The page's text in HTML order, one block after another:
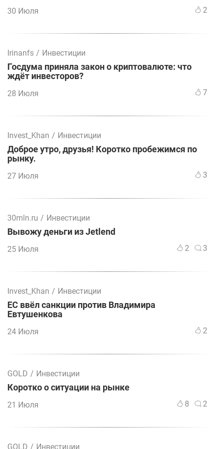
30 Июля 2
Irinanfs / Инвестиции
Госдума приняла закон о криптовалюте: что
ждёт инвесторов?
28 Июля 7
Invest_Khan / Инвестиции
Доброе утро, друзья! Коротко пробежимся по
рынку.
27 Июля 3
30mln.ru / Инвестиции
Вывожу деньги из Jetlend
25 Июля 2 3
Invest_Khan / Инвестиции
ЕС ввёл санкции против Владимира
Евтушенкова
24 Июля 2
GOLD / Инвестиции
Коротко о ситуации на рынке
21 Июля 8 2
GOLD / Инвестиции